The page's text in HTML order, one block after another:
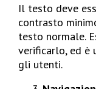
Il testo deve
contrasto
testo normale.
verificarlo, ed è
gli utenti.